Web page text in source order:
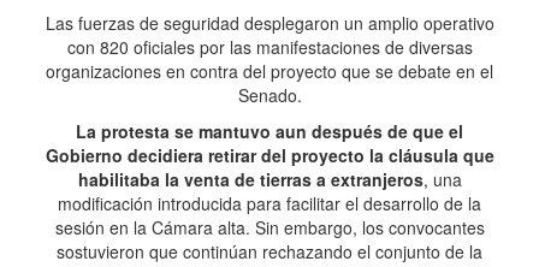
Las fuerzas de seguridad desplegaron un amplio operativo
con 820 oficiales por las manifestaciones de diversas
organizaciones en contra del proyecto que se debate en el
Senado.
La protesta se mantuvo aun después de que el
Gobierno decidiera retirar del proyecto la cláusula que
habilitaba la venta de tierras a extranjeros, una
modificación introducida para facilitar el desarrollo de la
sesión en la Cámara alta. Sin embargo, los convocantes
sostuvieron que continúan rechazando el conjunto de la